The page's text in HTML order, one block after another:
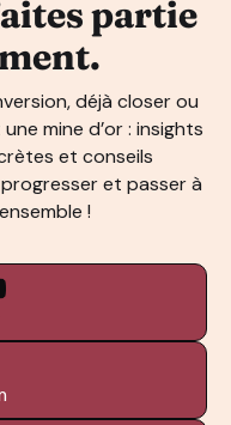
partie
déjà closer ou
mine d’or : insights
et conseils
et passer à
!